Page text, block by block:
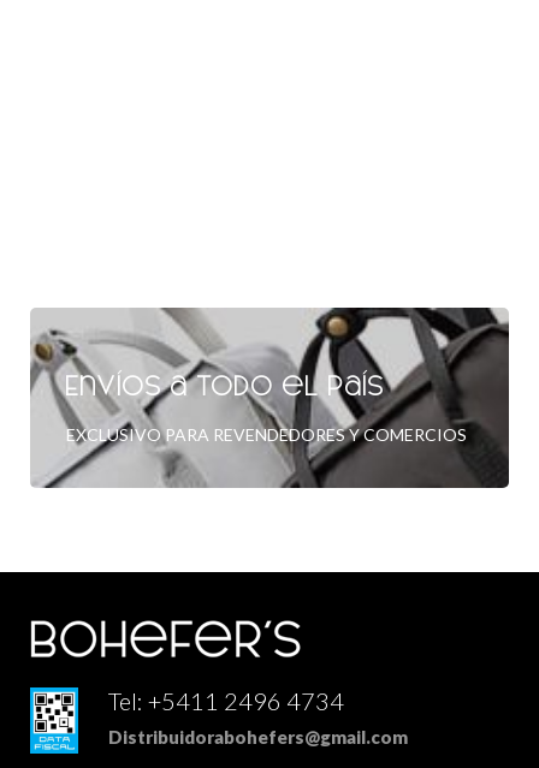
Envíos a todo el país
EXCLUSIVO PARA REVENDEDORES Y COMERCIOS
Tel: +5411 2496 4734
Distribuidorabohefers@gmail.com